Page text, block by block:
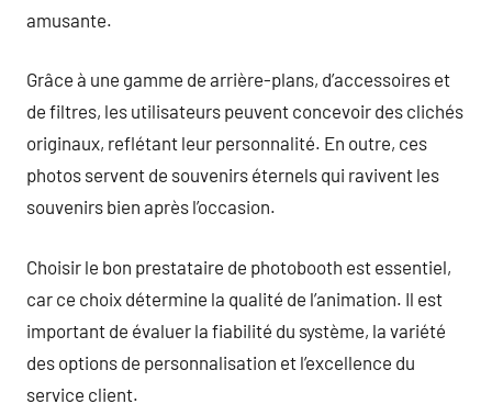
amusante.
Grâce à une gamme de arrière-plans, d’accessoires et
de filtres, les utilisateurs peuvent concevoir des clichés
originaux, reflétant leur personnalité. En outre, ces
photos servent de souvenirs éternels qui ravivent les
souvenirs bien après l’occasion.
Choisir le bon prestataire de photobooth est essentiel,
car ce choix détermine la qualité de l’animation. Il est
important de évaluer la fiabilité du système, la variété
des options de personnalisation et l’excellence du
service client.